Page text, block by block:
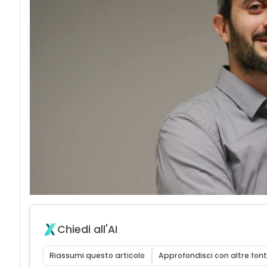
Chiedi all'AI
Riassumi questo articolo Approfondisci con altre